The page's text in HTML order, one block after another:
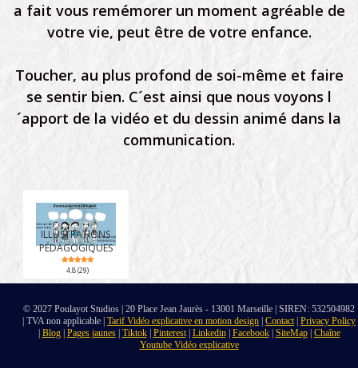
a fait vous remémorer un moment agréable de
votre vie, peut être de votre enfance.
Toucher, au plus profond de soi-même et faire
se sentir bien. C´est ainsi que nous voyons l
´apport de la vidéo et du dessin animé dans la
communication.
ILLUSTRATIONS
PÉDAGOGIQUES
4.8 (29)
© 2027 Poulayot Studios | 20 Place Jean Jaurès - 13001 Marseille | SIREN: 532504982
| TVA non applicable | Tarif Vidéo explicative en motion design Contact| Privacy Policy
Blog| Pages jaunes| Tiktok| Pinterest| Linkedin| Facebook| SiteMap| Chaîne
Youtube Vidéo explicative